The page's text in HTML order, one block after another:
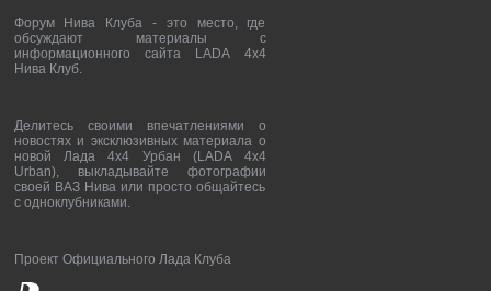
Форум Нива Клуба - это место, где
обсуждают материалы с
информационного сайта LADA 4x4
Нива Клуб.
Делитесь своими впечатлениями о
новостях и эксклюзивных материала о
новой Лада 4х4 Урбан (LADA 4x4
Urban), выкладывайте фотографии
своей ВАЗ Нива или просто общайтесь
с одноклубниками.
Проект Официального Лада Клуба